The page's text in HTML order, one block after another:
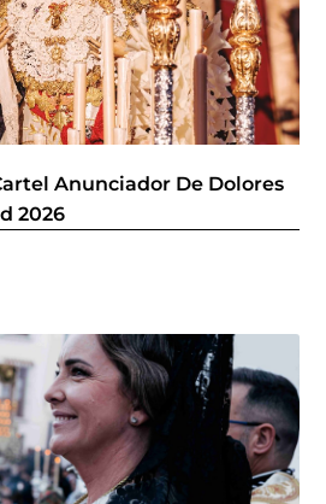
Anunciador De Dolores
2026